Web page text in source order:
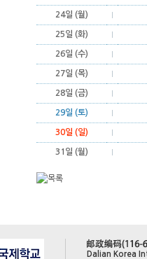
24일 (월)
25일 (화)
26일 (수)
27일 (목)
28일 (금)
29일 (토)
30일 (일)
31일 (월)
Dalian Korea